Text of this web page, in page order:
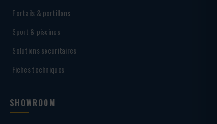
Portails & portillons
Sport & piscines
Solutions sécuritaires
Fiches techniques
SHOWROOM